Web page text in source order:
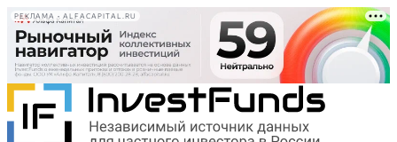
РЕКЛАМА • ALFACAPITAL.RU